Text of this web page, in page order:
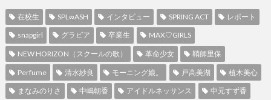
在校生 SPL∞ASH インタビュー SPRING ACT レポート
snapgirl グラビア 卒業生 MAX♡GIRLS
NEW HORIZON（スクールの歌） 革命少女 鞘師里保
Perfume 清水紗良 モーニング娘。 戸高美湖 植木美心
まなみのりさ 中嶋朝香 アイドルネッサンス 中元すず香